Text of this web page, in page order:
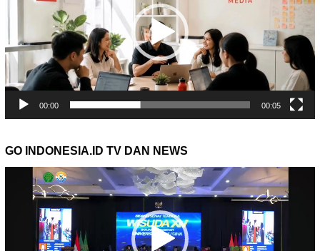
00:00 00:05
GO INDONESIA.ID TV DAN NEWS
Pemutar